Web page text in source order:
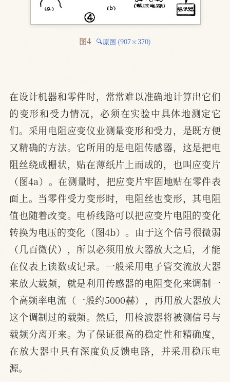
图4 🔍原图 (907×370)
在设计机器和零件时，常常难以准确地计算出它们
的变形和受力情况，必须在实验中具体地测定它
们。采用电阻应变仪业测量变形和受力，是既方便
又精确的方法。它所用的是电阻传感器，这是把电
阻丝绕成栅状，贴在薄纸片上而成的，也叫应变片
（图4a）。在测量时，把应变片牢固地贴在零件表
面上。当零件受力变形时，电阻丝也变形，其电阻
值也随着改变。电桥线路可以把应变片电阻的变化
转换为电压的变化（图4b）。由于这个信号很微弱
（几百微伏），所以必须用放大器放大之后，才能
在仪表上读数或记录。一般采用电子管交流放大器
来放大载频，就是利用传感器的电阻变化来调制一
个高频率电流（一般约5000赫），再用放大器放大
这个调制过的载频。然后，用检波器将被测信号与
载频分离开来。为了保证很高的稳定性和精确度，
在放大器中具有深度负反馈电路，并采用稳压电
源。